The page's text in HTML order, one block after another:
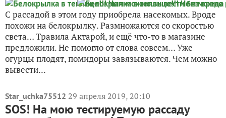
С рассадой в этом году приобрела насекомых. Вроде
похожи на белокрылку. Размножаются со скоростью
света… Травила Актарой, и ещё что-то в магазине
предложили. Не помогло от слова совсем… Уже
огурцы плодят, помидоры завязываются. Чем можно
вывести...
Star_uchka75512 29 апреля 2019, 20:10
SOS! На мою тестируемую рассаду